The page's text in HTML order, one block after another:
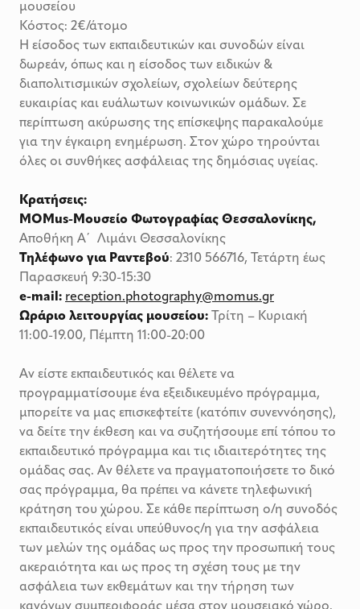
μουσείου
Κόστος: 2€/άτομο
Η είσοδος των εκπαιδευτικών και συνοδών είναι
δωρεάν, όπως και η είσοδος των ειδικών &
διαπολιτισμικών σχολείων, σχολείων δεύτερης
ευκαιρίας και ευάλωτων κοινωνικών ομάδων. Σε
περίπτωση ακύρωσης της επίσκεψης παρακαλούμε
για την έγκαιρη ενημέρωση. Στον χώρο τηρούνται
όλες οι συνθήκες ασφάλειας της δημόσιας υγείας.
Κρατήσεις:
MOMus-Mουσείο Φωτογραφίας Θεσσαλονίκης,
Αποθήκη Α΄ Λιμάνι Θεσσαλονίκης
Τηλέφωνο για Ραντεβού: 2310 566716, Τετάρτη έως
Παρασκευή 9:30-15:30
e-mail: reception.photography@momus.gr
Ωράριο λειτουργίας μουσείου: Τρίτη – Κυριακή
11:00-19.00, Πέμπτη 11:00-20:00
Αν είστε εκπαιδευτικός και θέλετε να
προγραμματίσουμε ένα εξειδικευμένο πρόγραμμα,
μπορείτε να μας επισκεφτείτε (κατόπιν συνεννόησης),
να δείτε την έκθεση και να συζητήσουμε επί τόπου το
εκπαιδευτικό πρόγραμμα και τις ιδιαιτερότητες της
ομάδας σας. Αν θέλετε να πραγματοποιήσετε το δικό
σας πρόγραμμα, θα πρέπει να κάνετε τηλεφωνική
κράτηση του χώρου. Σε κάθε περίπτωση ο/η συνοδός
εκπαιδευτικός είναι υπεύθυνος/η για την ασφάλεια
των μελών της ομάδας ως προς την προσωπική τους
ακεραιότητα και ως προς τη σχέση τους με την
ασφάλεια των εκθεμάτων και την τήρηση των